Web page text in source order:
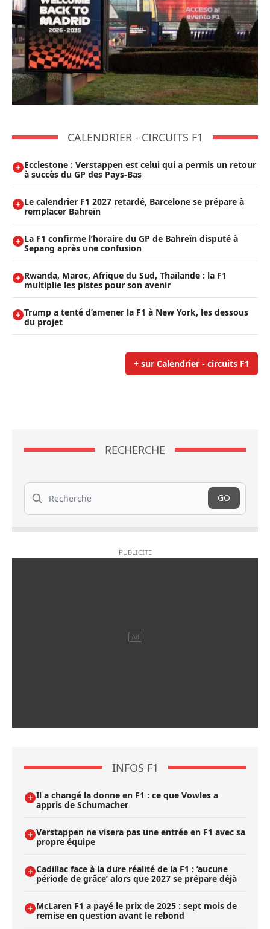
CALENDRIER - CIRCUITS F1
Ecclestone : Verstappen est celui qui a permis un retour
à succès du GP des Pays-Bas
Le calendrier F1 2027 retardé, Barcelone se prépare à
remplacer Bahreïn
La F1 confirme l’horaire du GP de Bahreïn disputé à
Sepang après une confusion
Rwanda, Maroc, Afrique du Sud, Thaïlande : la F1
multiplie les pistes pour son avenir
Trump a tenté d’amener la F1 à New York, les dessous
du projet
+ sur Calendrier - circuits F1
RECHERCHE
Recherche
GO
INFOS F1
Il a changé la donne en F1 : ce que Vowles a
appris de Schumacher
Verstappen ne visera pas une entrée en F1 avec sa
propre équipe
Cadillac face à la dure réalité de la F1 : ’aucune
période de grâce’ alors que 2027 se prépare déjà
McLaren F1 a payé le prix de 2025 : sept mois de
remise en question avant le rebond